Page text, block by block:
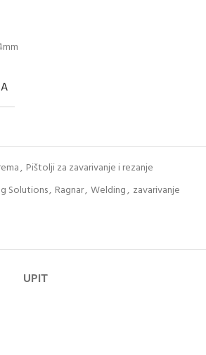
, Pištolji za zavarivanje i rezanje
Solutions, Ragnar, Welding, zavarivanje
UPIT